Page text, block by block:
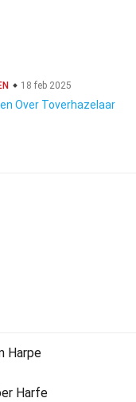
18 feb 2025
Over Toverhazelaar
Harpe
Harfe